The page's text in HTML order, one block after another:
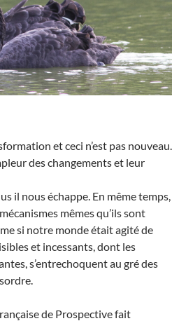
et ceci n’est pas nouveau.
des changements et leur
il nous échappe. En même temps,
mêmes qu’ils sont
si notre monde était agité de
et incessants, dont les
s’entrechoquent au gré des
de Prospective fait